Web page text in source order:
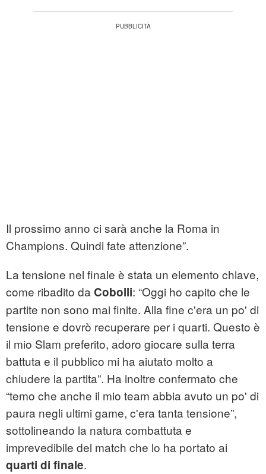
Il prossimo anno ci sarà anche la Roma in
Champions. Quindi fate attenzione”.
La tensione nel finale è stata un elemento chiave,
come ribadito da Cobolli: “Oggi ho capito che le
partite non sono mai finite. Alla fine c'era un po' di
tensione e dovrò recuperare per i quarti. Questo è
il mio Slam preferito, adoro giocare sulla terra
battuta e il pubblico mi ha aiutato molto a
chiudere la partita”. Ha inoltre confermato che
“temo che anche il mio team abbia avuto un po' di
paura negli ultimi game, c'era tanta tensione”,
sottolineando la natura combattuta e
imprevedibile del match che lo ha portato ai
quarti di finale.